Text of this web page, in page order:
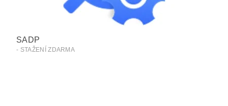
SADP
- STAŽENÍ ZDARMA